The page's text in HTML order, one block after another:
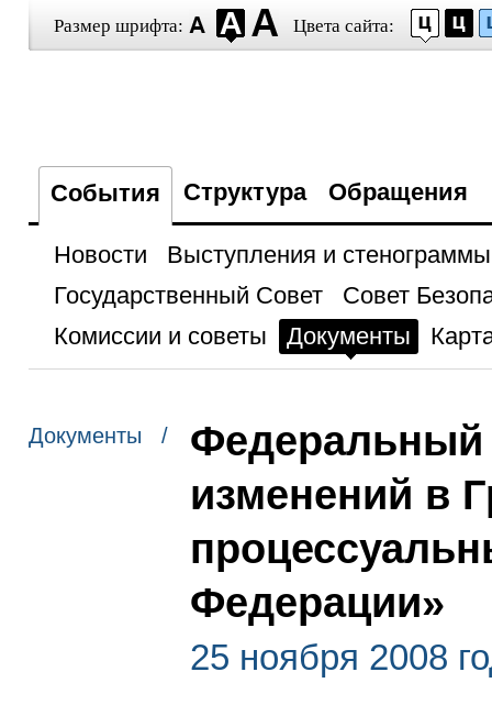
Размер шрифта: Цвета сайта:
События Структура Обращения
Новости
Выступления и стенограммы
Государственный Совет
Совет
Комиссии и советы
Документы
Документы /
Федеральный
изменений в
Федерации»
25 ноября 2008